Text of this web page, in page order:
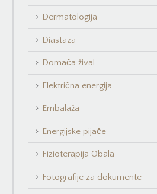
Dermatologija
Diastaza
Domača žival
Električna energija
Embalaža
Energijske pijače
Fizioterapija Obala
Fotografije za dokumente